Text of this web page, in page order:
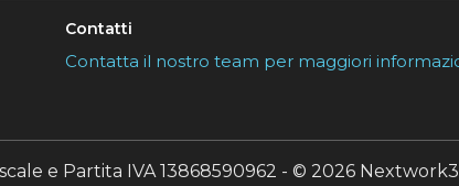
Contatti
Contatta il nostro team per maggiori
e Partita IVA 13868590962 - © 2026